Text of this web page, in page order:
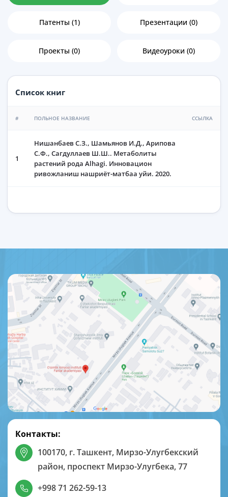
Патенты (1) Презентации (0)
Проекты (0) Видеоуроки (0)
Список книг
# ПОЛЬНОЕ НАЗВАНИЕ ССЫЛКА
1
Нишанбаев С.З., Шамьянов И.Д., Арипова
С.Ф., Сагдуллаев Ш.Ш.. Метаболиты
растений рода Alhagi. Инновацион
ривожланиш нашриёт-матбаа уйи. 2020.
Контакты:
100170, г. Ташкент, Мирзо-Улугбекский
район, проспект Мирзо-Улугбека, 77
+998 71 262-59-13